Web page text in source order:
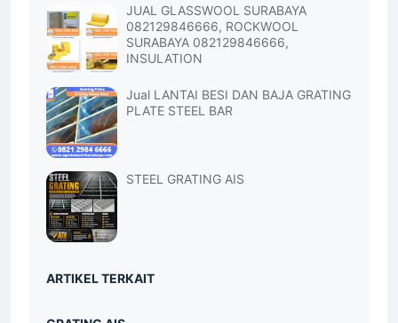
JUAL GLASSWOOL SURABAYA
082129846666, ROCKWOOL
SURABAYA 082129846666,
INSULATION
Jual LANTAI BESI DAN BAJA GRATING
PLATE STEEL BAR
STEEL GRATING AIS
ARTIKEL TERKAIT